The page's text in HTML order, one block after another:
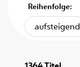
Reihenfolge:
aufsteigend